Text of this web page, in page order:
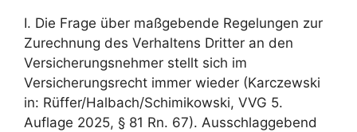
I. Die Frage über maßgebende Regelungen zur
Zurechnung des Verhaltens Dritter an den
Versicherungsnehmer stellt sich im
Versicherungsrecht immer wieder (Karczewski
in: Rüffer/Halbach/Schimikowski, VVG 5.
Auflage 2025, § 81 Rn. 67). Ausschlaggebend